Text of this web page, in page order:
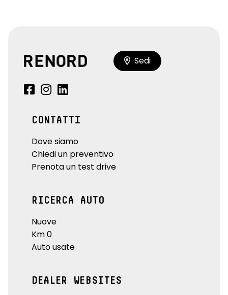
Sedi
CONTATTI
Dove siamo
Chiedi un preventivo
Prenota un test drive
RICERCA AUTO
Nuove
Km 0
Auto usate
DEALER WEBSITES